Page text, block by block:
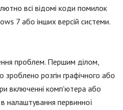
всі відомі коди помилок
7 або інших версій системи.
проблем. Першим ділом,
розгін графічного або
включенні комп'ютера або
налаштування первинної